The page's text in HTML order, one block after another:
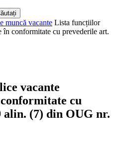
muncă vacante Lista funcțiilor
în conformitate cu prevederile art.
vacante
cu
(7) din OUG nr.